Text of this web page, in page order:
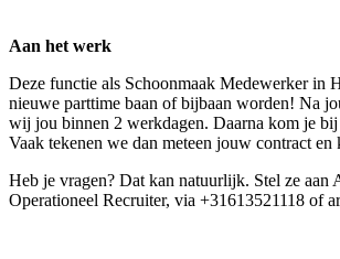
Aan het werk
Deze functie als Schoonmaak Medewerker in
nieuwe parttime baan of bijbaan worden! Na
wij jou binnen 2 werkdagen. Daarna kom je bij
Vaak tekenen we dan meteen jouw contract en
Heb je vragen? Dat kan natuurlijk. Stel ze aan
Operationeel Recruiter, via +31613521118 of